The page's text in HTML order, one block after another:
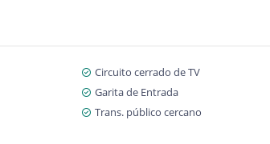
Circuito cerrado de TV
Garita de Entrada
Trans. público cercano